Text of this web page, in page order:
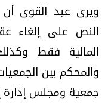
ويرى عبد القوى
النص على إلغاء
المالية فقط
والمحكم بين
جمعية ومجلس